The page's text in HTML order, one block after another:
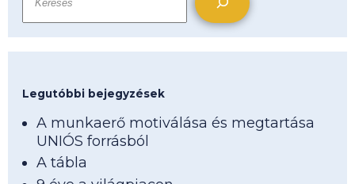
Legutóbbi bejegyzések
A munkaerő motiválása és megtartása
UNIÓS forrásból
A tábla